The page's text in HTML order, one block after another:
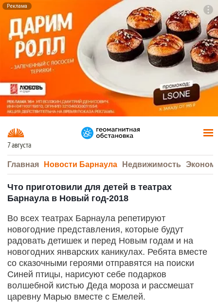
Реклама
7 августа
Главная Новости Барнаула Недвижимость
Что приготовили для детей в театрах
Барнаула в Новый год-2018
Во всех театрах Барнаула репетируют
новогодние представления, которые будут
радовать детишек и перед Новым годам и на
новогодних январских каникулах. Ребята вместе
со сказочными героями отправятся на поиски
Синей птицы, нарисуют себе подарков
волшебной кистью Деда мороза и рассмешат
царевну Марью вместе с Емелей.